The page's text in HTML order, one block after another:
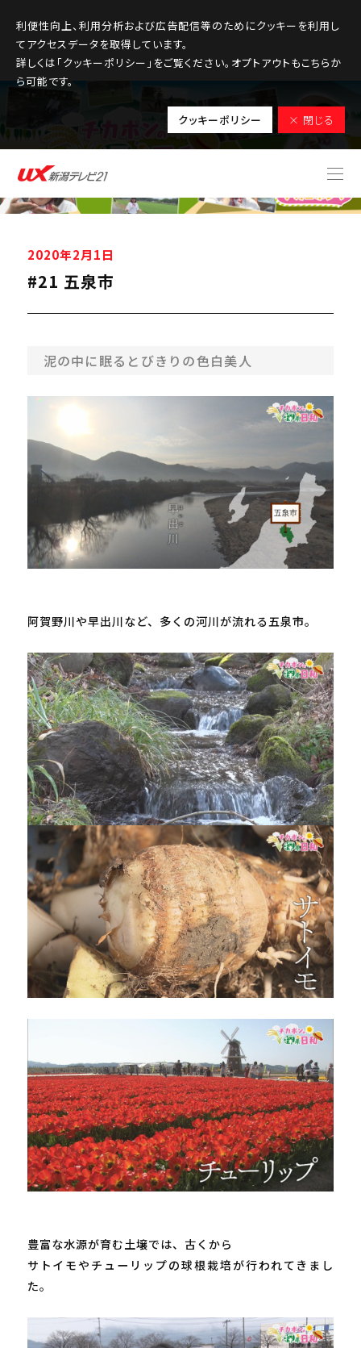
利便性向上、利用分析および広告配信等のためにクッキーを利用し
てアクセスデータを取得しています。
詳しくは「クッキーポリシー」をご覧ください。オプトアウトもこちらか
ら可能です。
クッキーポリシー × 閉じる
2020年2月1日
#21 五泉市
泥の中に眠るとびきりの色白美人
阿賀野川や早出川など、多くの河川が流れる五泉市。
豊富な水源が育む土壌では、古くから
サトイモやチューリップの球根栽培が行われてきまし
た。